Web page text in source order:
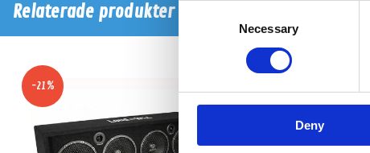
Necessary
Deny
Relaterade produkter
-21%